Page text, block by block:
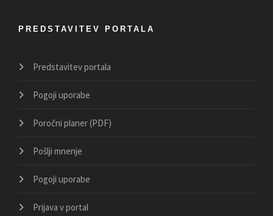
PREDSTAVITEV PORTALA
Predstavitev portala
Pogoji uporabe
Poročni planer (PDF)
Pošlji mnenje
Pogoji uporabe
Prijava v portal